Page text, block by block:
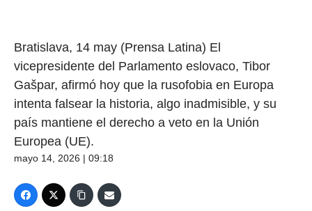
Bratislava, 14 may (Prensa Latina) El
vicepresidente del Parlamento eslovaco, Tibor
Gašpar, afirmó hoy que la rusofobia en Europa
intenta falsear la historia, algo inadmisible, y su
país mantiene el derecho a veto en la Unión
Europea (UE).
mayo 14, 2026 | 09:18